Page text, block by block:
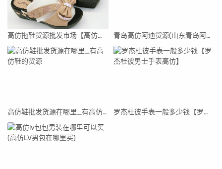
高仿拖鞋货源批发市场【高仿拖鞋货源批发市场在哪里】 青岛高仿阿迪货源(山东青岛阿迪达斯代工厂真假)
高仿鞋批发货源在哪里_有高仿鞋的货源 罗杰杜彼手表一般多少钱【罗杰杜彼男士手表高仿】